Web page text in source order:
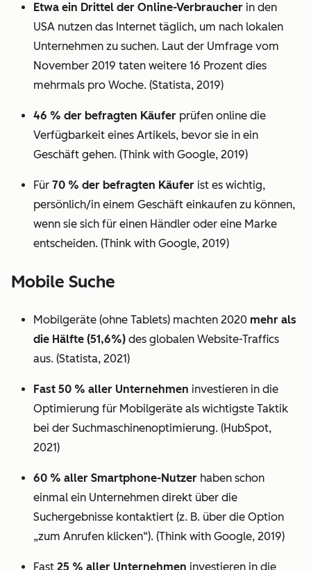
Etwa ein Drittel der Online-Verbraucher in den
USA nutzen das Internet täglich, um nach lokalen
Unternehmen zu suchen. Laut der Umfrage vom
November 2019 taten weitere 16 Prozent dies
mehrmals pro Woche. (Statista, 2019)
46 % der befragten Käufer prüfen online die
Verfügbarkeit eines Artikels, bevor sie in ein
Geschäft gehen. (Think with Google, 2019)
Für 70 % der befragten Käufer ist es wichtig,
persönlich/in einem Geschäft einkaufen zu können,
wenn sie sich für einen Händler oder eine Marke
entscheiden. (Think with Google, 2019)
Mobile Suche
Mobilgeräte (ohne Tablets) machten 2020 mehr als
die Hälfte (51,6%) des globalen Website-Traffics
aus. (Statista, 2021)
Fast 50 % aller Unternehmen investieren in die
Optimierung für Mobilgeräte als wichtigste Taktik
bei der Suchmaschinenoptimierung. (HubSpot,
2021)
60 % aller Smartphone-Nutzer haben schon
einmal ein Unternehmen direkt über die
Suchergebnisse kontaktiert (z. B. über die Option
„zum Anrufen klicken“). (Think with Google, 2019)
Fast 25 % aller Unternehmen investieren in die